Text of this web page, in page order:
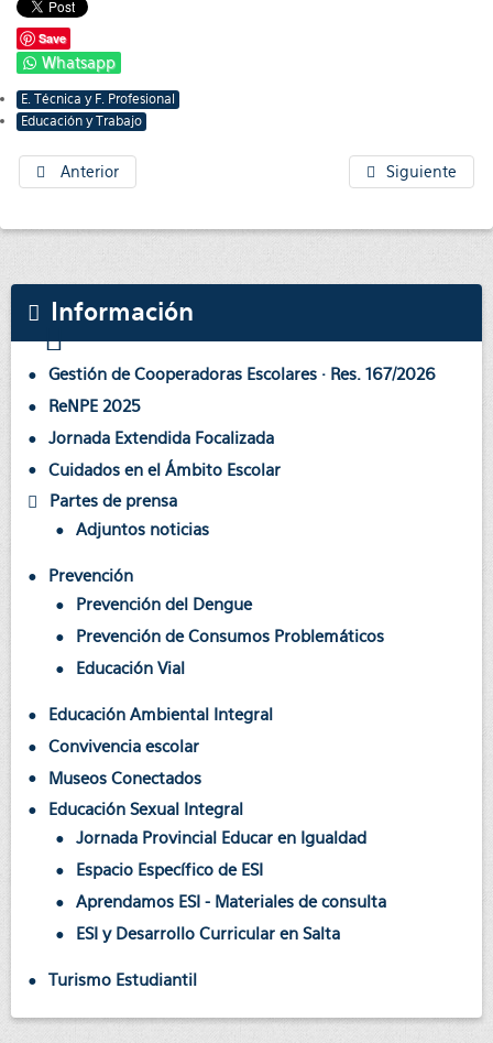
Save
Whatsapp
E. Técnica y F. Profesional
Educación y Trabajo
Anterior Siguiente
Información
Gestión de Cooperadoras Escolares · Res. 167/2026
ReNPE 2025
Jornada Extendida Focalizada
Cuidados en el Ámbito Escolar
Partes de prensa
Adjuntos noticias
Prevención
Prevención del Dengue
Prevención de Consumos Problemáticos
Educación Vial
Educación Ambiental Integral
Convivencia escolar
Museos Conectados
Educación Sexual Integral
Jornada Provincial Educar en Igualdad
Espacio Específico de ESI
Aprendamos ESI - Materiales de consulta
ESI y Desarrollo Curricular en Salta
Turismo Estudiantil